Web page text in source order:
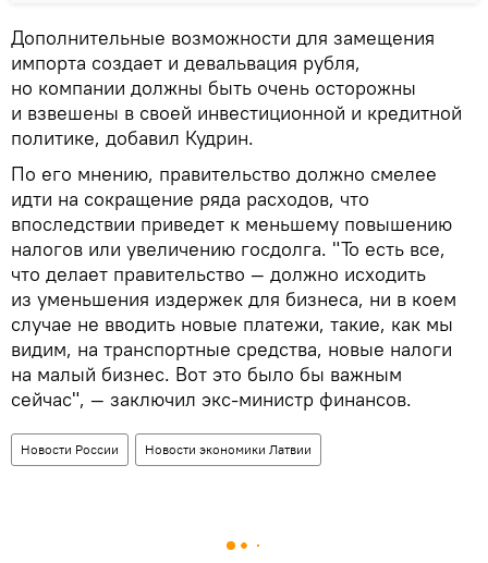
Дополнительные возможности для замещения
импорта создает и девальвация рубля,
но компании должны быть очень осторожны
и взвешены в своей инвестиционной и кредитной
политике, добавил Кудрин.
По его мнению, правительство должно смелее
идти на сокращение ряда расходов, что
впоследствии приведет к меньшему повышению
налогов или увеличению госдолга. "То есть все,
что делает правительство — должно исходить
из уменьшения издержек для бизнеса, ни в коем
случае не вводить новые платежи, такие, как мы
видим, на транспортные средства, новые налоги
на малый бизнес. Вот это было бы важным
сейчас", — заключил экс-министр финансов.
Новости России Новости экономики Латвии